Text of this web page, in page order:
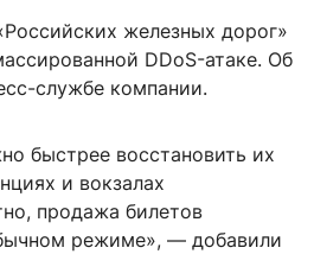
железных дорог»
DDoS-атаке. Об
службе компании.
быстрее восстановить их
и вокзалах
продажа билетов
режиме», — добавили